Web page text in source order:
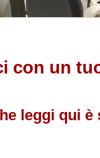
con un
leggi qui